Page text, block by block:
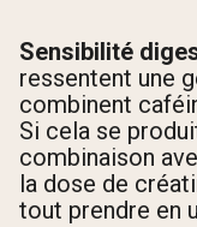
Sensibilité
ressentent une
combinent
Si cela se
combinaison
la dose de
tout prendre en